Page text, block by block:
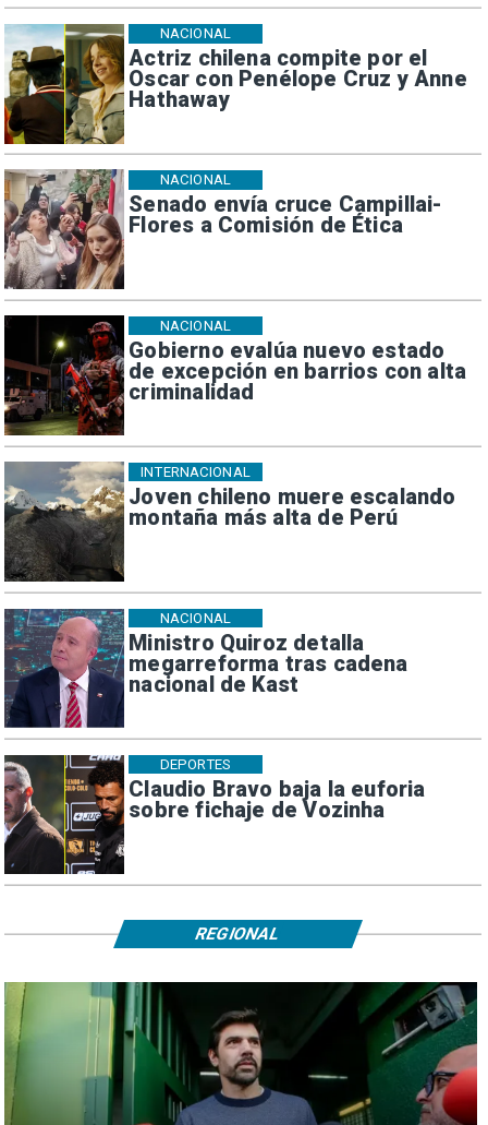
Actriz chilena compite por el
Oscar con Penélope Cruz y Anne
Hathaway
NACIONAL
Senado envía cruce Campillai-
Flores a Comisión de Ética
NACIONAL
Gobierno evalúa nuevo estado
de excepción en barrios con alta
criminalidad
NACIONAL
Joven chileno muere escalando
montaña más alta de Perú
INTERNACIONAL
Ministro Quiroz detalla
megarreforma tras cadena
nacional de Kast
NACIONAL
Claudio Bravo baja la euforia
sobre fichaje de Vozinha
DEPORTES
REGIONAL